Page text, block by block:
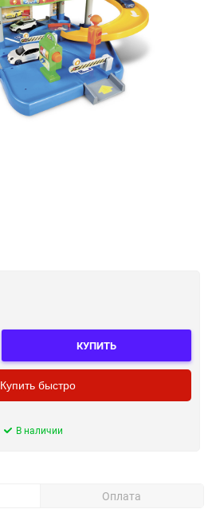
КУПИТЬ
Купить быстро
В наличии
Оплата